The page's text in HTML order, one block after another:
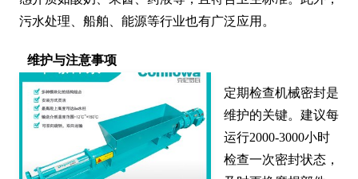
污水处理、船舶、能源等行业也有广泛应用。
维护与注意事项
定期检查机械密封是
维护的关键。建议每
运行2000-3000小时
检查一次密封状态，